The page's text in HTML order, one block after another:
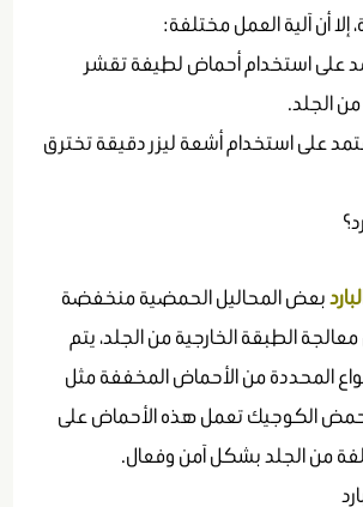
إلا أن آلية العمل مختلفة:
على استخدام أحماض لطيفة تقشر
الجلد.
على استخدام أشعة ليزر دقيقة تخترق
بعض المحاليل الحمضية منخفضة
الطبقة الخارجية من الجلد، يتم
المحددة من الأحماض المخففة مثل
الكوجيك تعمل هذه الأحماض على
من الجلد بشكل آمن وفعال.